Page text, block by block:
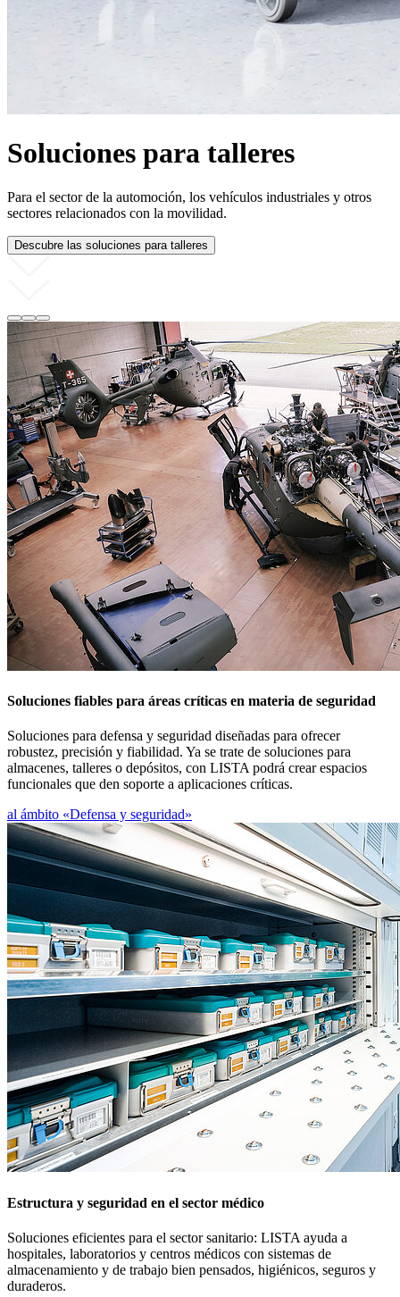
Estructura y seguridad en el sector médico
duraderos.
al sector sanitario
Armarios de cajones
Estanterías de cajones
Estanterías